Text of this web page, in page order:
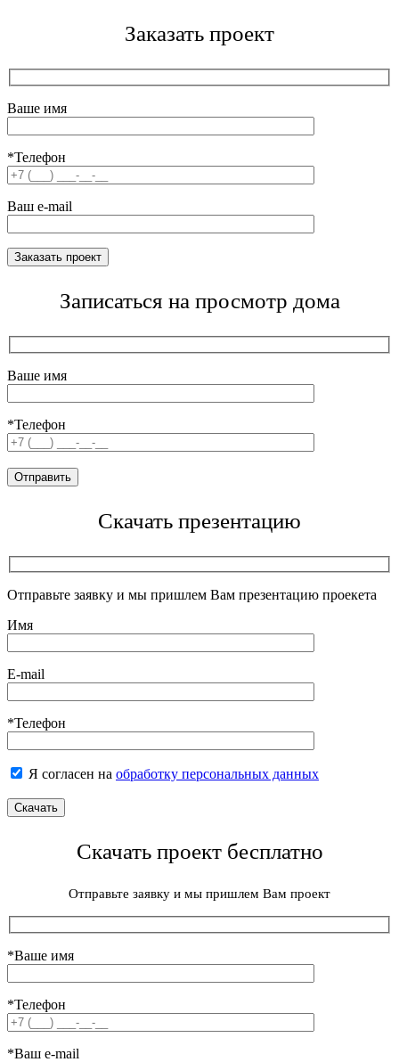
Заказать проект
Ваше имя
*Телефон
Ваш e-mail
Записаться на просмотр дома
Ваше имя
*Телефон
Скачать презентацию
Отправьте заявку и мы пришлем Вам презентацию проекета
Имя
E-mail
*Телефон
Я согласен на обработку персональных данных
Скачать проект бесплатно
Отправьте заявку и мы пришлем Вам проект
*Ваше имя
*Телефон
*Ваш e-mail